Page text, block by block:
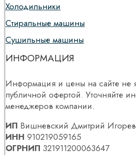
Холодильники
Стиральные машины
Сушильные машины
ИНФОРМАЦИЯ
Информация и цены на сайте не
публичной офертой. Уточняйте
менеджеров компании.
ИП Вишневский Дмитрий
ИНН 910219059165
ОГРНИП 321911200063647